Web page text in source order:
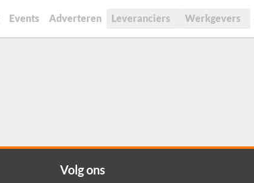
Events Adverteren Leveranciers Werkgevers
Volg ons